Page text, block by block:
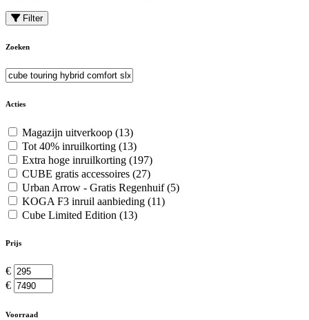
Filter
Zoeken
Acties
Magazijn uitverkoop (13)
Tot 40% inruilkorting (13)
Extra hoge inruilkorting (197)
CUBE gratis accessoires (27)
Urban Arrow - Gratis Regenhuif(5)
KOGA F3 inruil aanbieding (11)
Cube Limited Edition (13)
Prijs
€
€
Voorraad